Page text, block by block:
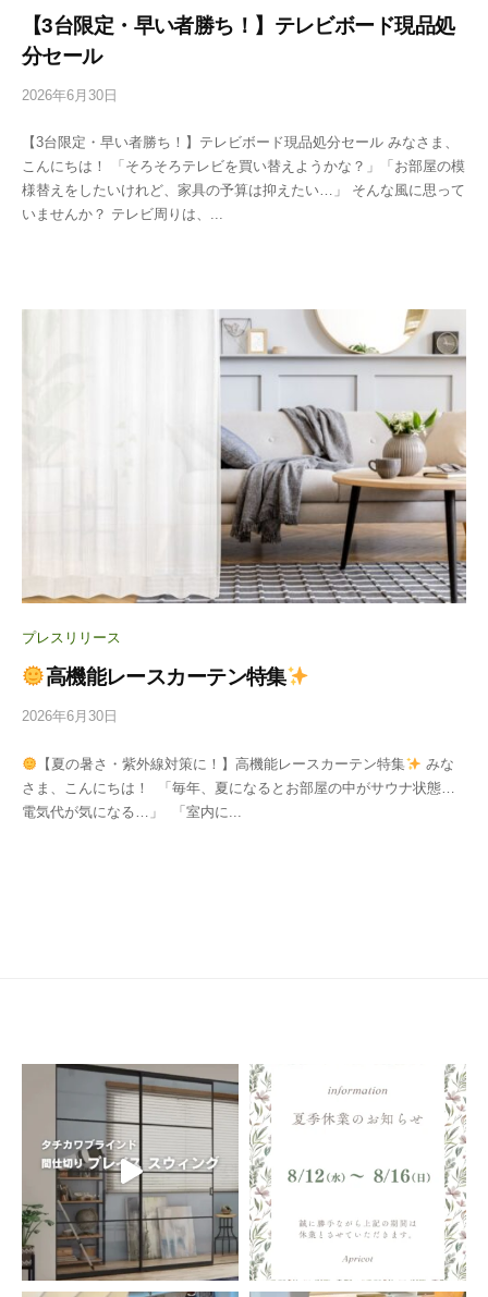
【3台限定・早い者勝ち！】テレビボード現品処
分セール
2026年6月30日
投
稿
用
ユ
【3台限定・早い者勝ち！】テレビボード現品処分セール みなさま、
こんにちは！ 「そろそろテレビを買い替えようかな？」「お部屋の模
様替えをしたいけれど、家具の予算は抑えたい…」 そんな風に思って
いませんか？ テレビ周りは、...
プレスリリース
高機能レースカーテン特集
2026年6月30日
投
稿
用
【夏の暑さ・紫外線対策に！】高機能レースカーテン特集
みな
さま、こんにちは！ 「毎年、夏になるとお部屋の中がサウナ状態…
電気代が気になる…」 「室内に...